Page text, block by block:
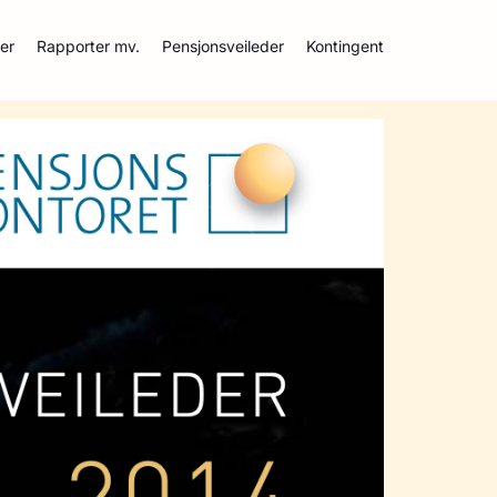
Rapporter mv. Pensjonsveileder Kontingent